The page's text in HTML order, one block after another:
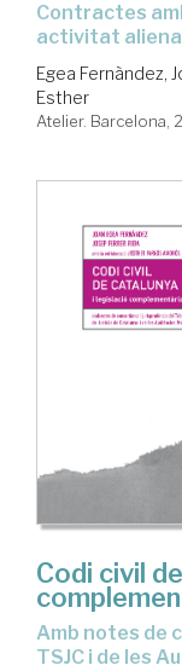
contractes amb finalitat transmissora i sobre
activitat aliena
Egea Fernàndez,
Esther
Atelier. Barcelona,
Codi civil
amb notes de concordança i jurisprudència del
TSJC i de les